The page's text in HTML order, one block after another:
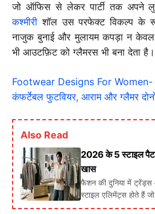
जो ऑफिस से लेकर पार्टी तक अपने
कश्मीरी शॉल उस परफेक्ट विकल्प के
नाजुक बुनाई और मुलायम कपड़ा न
भी आउटफ़िट को ग्लैमरस भी बना देता है।
Footwear Designs For Women-
कंफर्टेबल फुटवियर, आराम और ग्लैमर
Also Read
2026 के 5 स्टाइल पैटर्न
खास
फैशन की दुनिया में
स्टाइल एलिमेंट्स होते हैं